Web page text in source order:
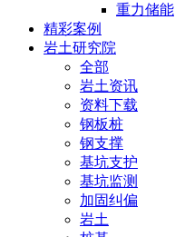
重力储能
精彩案例
岩土研究院
全部
岩土资讯
资料下载
钢板桩
钢支撑
基坑支护
基坑监测
加固纠偏
岩土